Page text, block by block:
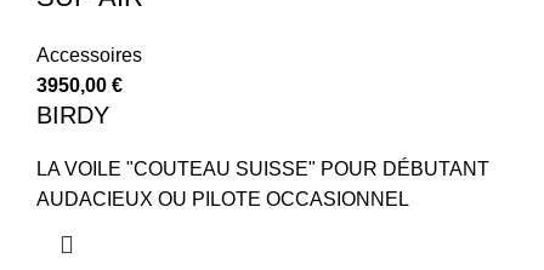
Accessoires
3950,00 €
BIRDY
LA VOILE "COUTEAU SUISSE" POUR DÉBUTANT
AUDACIEUX OU PILOTE OCCASIONNEL